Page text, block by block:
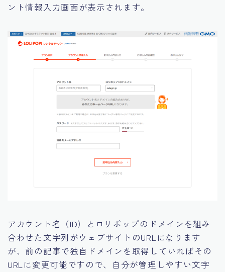
ント情報入力画面が表示されます。
アカウント名（ID）とロリポップのドメインを組み
合わせた文字列がウェブサイトのURLになります
が、前の記事で独自ドメインを取得していればその
URLに変更可能ですので、自分が管理しやすい文字